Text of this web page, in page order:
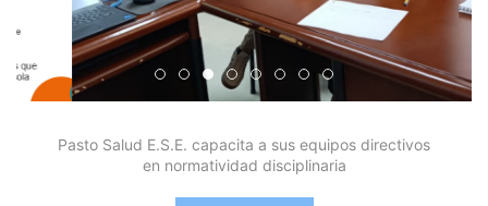
Edicto Emplazatorio a los Afiliados en el Régimen
Pasto Salud ESE lidera gestión institucional
Pasto Salud E.S.E. capacita a sus equipos
Último día para inscripciones en
Viceministro garantiza
Mil pesos que salvan vidas:
Cápsula 18-26 - Reporte
Cápsula 17-26 -
Pasto Salud E.S.E. capacita a sus equipos directivos
en normatividad disciplinaria